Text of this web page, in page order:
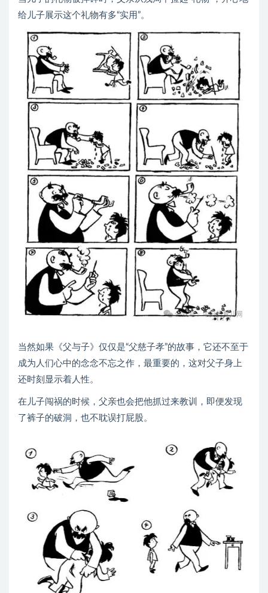
给儿子展示这个礼物有多“实用”。
当然如果《父与子》仅仅是“父慈子孝”的故事，它还不至于
成为人们心中的念念不忘之作，最重要的，这对父子身上
还时刻显示着人性。
在儿子闯祸的时候，父亲也会把他抓过来教训，即便发现
了裤子的破洞，也不耽误打屁股。